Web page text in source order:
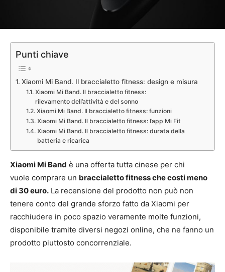
Punti chiave
Xiaomi Mi Band. Il braccialetto fitness: design e misura
Xiaomi Mi Band. Il braccialetto fitness:
rilevamento dell’attività e del sonno
Xiaomi Mi Band. Il braccialetto fitness: funzioni
Xiaomi Mi Band. Il braccialetto fitness: l’app Mi Fit
Xiaomi Mi Band. Il braccialetto fitness: durata della
batteria e ricarica
Xiaomi Mi Band è una offerta tutta cinese per chi
vuole comprare un braccialetto fitness che costi meno
di 30 euro. La recensione del prodotto non può non
tenere conto del grande sforzo fatto da Xiaomi per
racchiudere in poco spazio veramente molte funzioni,
disponibile tramite diversi negozi online, che ne fanno un
prodotto piuttosto concorrenziale.